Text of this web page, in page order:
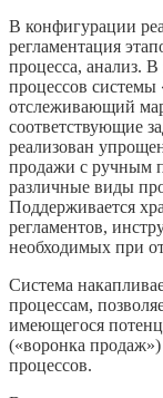
В конфигурации
регламентация
процесса, анализ.
процессов
отслеживающий
соответствующие
реализован
продажи с ручным
различные виды
Поддерживается
регламентов,
необходимых при
Система
процессам,
имеющегося
(«воронка
процессов.